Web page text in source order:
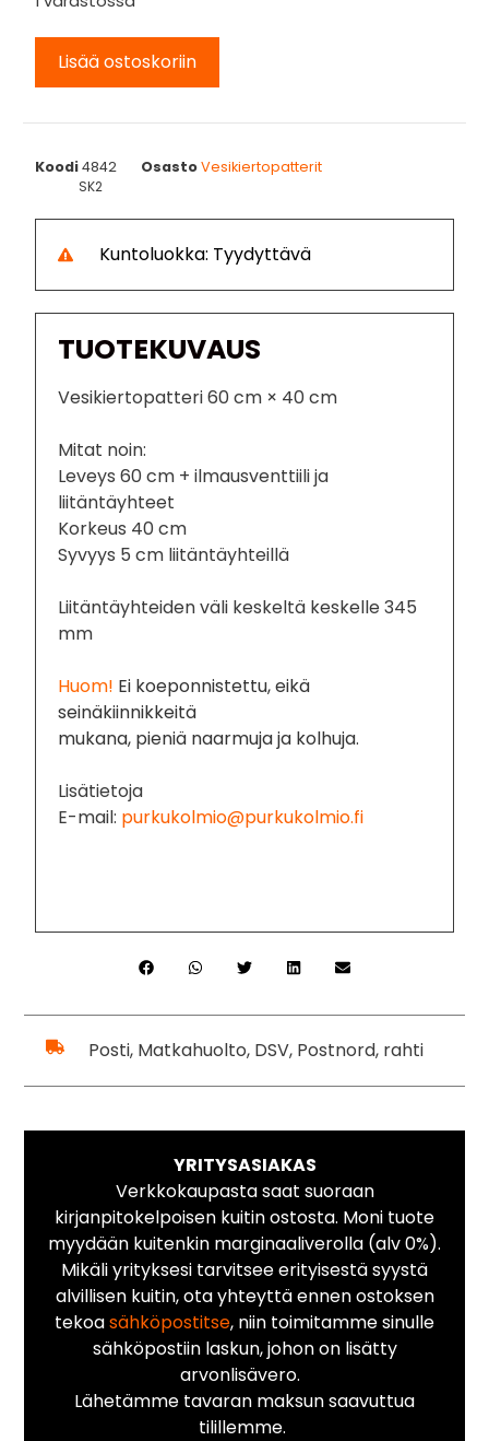
Lisää ostoskoriin
Koodi4842 OsastoVesikiertopatterit
SK2
Kuntoluokka: Tyydyttävä
TUOTEKUVAUS
Vesikiertopatteri 60 cm × 40 cm
Mitat noin:
Leveys 60 cm + ilmausventtiili ja
liitäntäyhteet
Korkeus 40 cm
Syvyys 5 cm liitäntäyhteillä
Liitäntäyhteiden väli keskeltä keskelle 345
mm
Huom! Ei koeponnistettu, eikä
seinäkiinnikkeitä
mukana, pieniä naarmuja ja kolhuja.
Lisätietoja
E-mail: purkukolmio@purkukolmio.fi
Posti, Matkahuolto, DSV, Postnord, rahti
YRITYSASIAKAS
Verkkokaupasta saat suoraan
kirjanpitokelpoisen kuitin ostosta. Moni tuote
myydään kuitenkin marginaaliverolla (alv 0%).
Mikäli yrityksesi tarvitsee erityisestä syystä
alvillisen kuitin, ota yhteyttä ennen ostoksen
tekoasähköpostitse, niin toimitamme sinulle
sähköpostiin laskun, johon on lisätty
arvonlisävero.
Lähetämme tavaran maksun saavuttua
tilillemme.